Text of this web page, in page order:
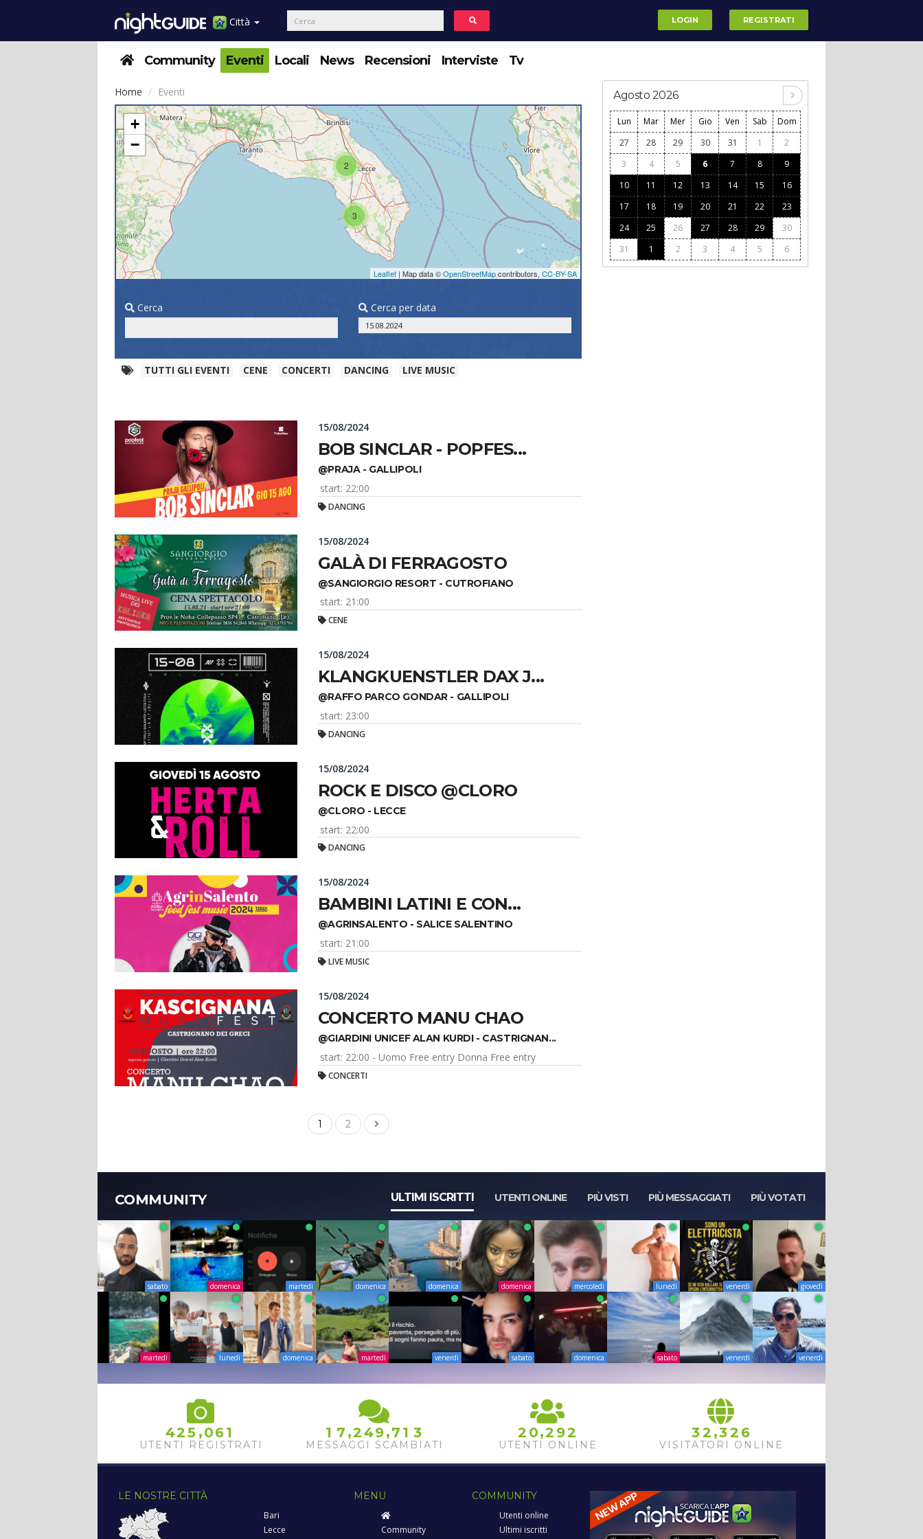
Città LOGIN REGISTRATI
Community Eventi Locali News Recensioni Interviste Tv
Home Eventi
2
3
+
−
Leaflet | Map data ©OpenStreetMapcontributors, CC-BY-SA
Cerca Cerca per data
TUTTI GLI EVENTI CENE CONCERTI DANCING LIVE MUSIC
15/08/2024
BOB SINCLAR - POPFES...
@PRAJA - GALLIPOLI
start: 22:00
DANCING
15/08/2024
GALÀ DI FERRAGOSTO
@SANGIORGIO RESORT - CUTROFIANO
start: 21:00
CENE
15/08/2024
KLANGKUENSTLER DAX J...
@RAFFO PARCO GONDAR - GALLIPOLI
start: 23:00
DANCING
15/08/2024
ROCK E DISCO @CLORO
@CLORO - LECCE
start: 22:00
DANCING
15/08/2024
BAMBINI LATINI E CON...
@AGRINSALENTO - SALICE SALENTINO
start: 21:00
LIVE MUSIC
15/08/2024
CONCERTO MANU CHAO
@GIARDINI UNICEF ALAN KURDI - CASTRIGNAN...
start: 22:00 - Uomo Free entry Donna Free entry
CONCERTI
1 2
Agosto 2026
Lun Mar Mer Gio Ven Sab
Dom
27
28 29 30 31 1
2
3
4 5 6 7 8
9
10
11 12 13 14 15
16
17
18 19 20 21 22
23
24
25 26 27 28 29
30
31
1 2 3 4 5 6
COMMUNITY ULTIMI ISCRITTI UTENTI ONLINE PIÙ VISTI PIÙ MESSAGGIATI PIÙ VOTATI
sabato domenica martedì domenica domenica domenica mercoledì lunedì venerdì giovedì
martedì lunedì domenica martedì venerdì sabato domenica sabato venerdì venerdì
425 ,061
UTENTI REGISTRATI
1 7 ,249,7 1 3
MESSAGGI SCAMBIATI
2 0,2 92
UTENTI ONLINE
32 ,32 6
VISITATORI ONLINE
LE NOSTRE CITTÀ
Bari
Lecce
MENU
Community
COMMUNITY
Utenti online
Ultimi iscritti